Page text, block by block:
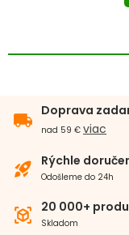
local_shipping
Doprava
nad 59 € viac
rocket_launch Rýchle
Odošleme do 24h
view_in_ar 20 000+
Skladom